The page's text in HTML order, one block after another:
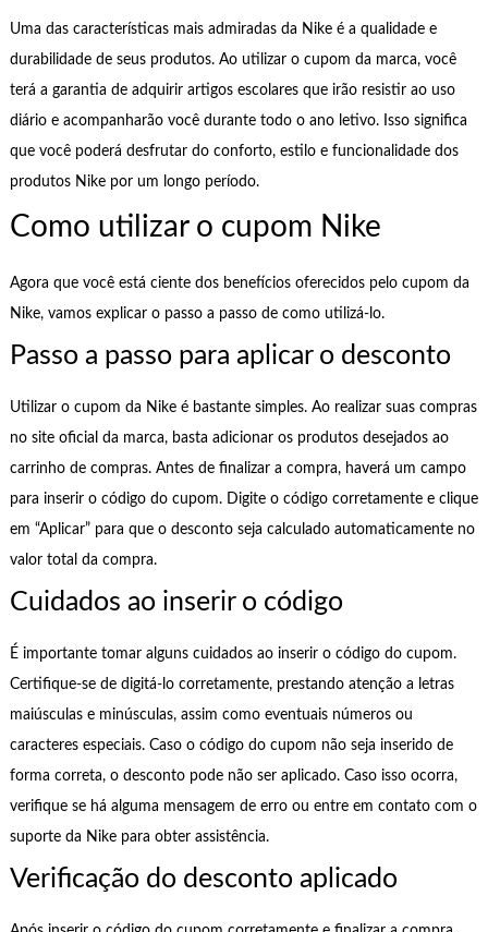
Uma das características mais admiradas da Nike é a qualidade e
durabilidade de seus produtos. Ao utilizar o cupom da marca, você
terá a garantia de adquirir artigos escolares que irão resistir ao uso
diário e acompanharão você durante todo o ano letivo. Isso significa
que você poderá desfrutar do conforto, estilo e funcionalidade dos
produtos Nike por um longo período.
Como utilizar o cupom Nike
Agora que você está ciente dos benefícios oferecidos pelo cupom da
Nike, vamos explicar o passo a passo de como utilizá-lo.
Passo a passo para aplicar o desconto
Utilizar o cupom da Nike é bastante simples. Ao realizar suas compras
no site oficial da marca, basta adicionar os produtos desejados ao
carrinho de compras. Antes de finalizar a compra, haverá um campo
para inserir o código do cupom. Digite o código corretamente e clique
em “Aplicar” para que o desconto seja calculado automaticamente no
valor total da compra.
Cuidados ao inserir o código
É importante tomar alguns cuidados ao inserir o código do cupom.
Certifique-se de digitá-lo corretamente, prestando atenção a letras
maiúsculas e minúsculas, assim como eventuais números ou
caracteres especiais. Caso o código do cupom não seja inserido de
forma correta, o desconto pode não ser aplicado. Caso isso ocorra,
verifique se há alguma mensagem de erro ou entre em contato com o
suporte da Nike para obter assistência.
Verificação do desconto aplicado